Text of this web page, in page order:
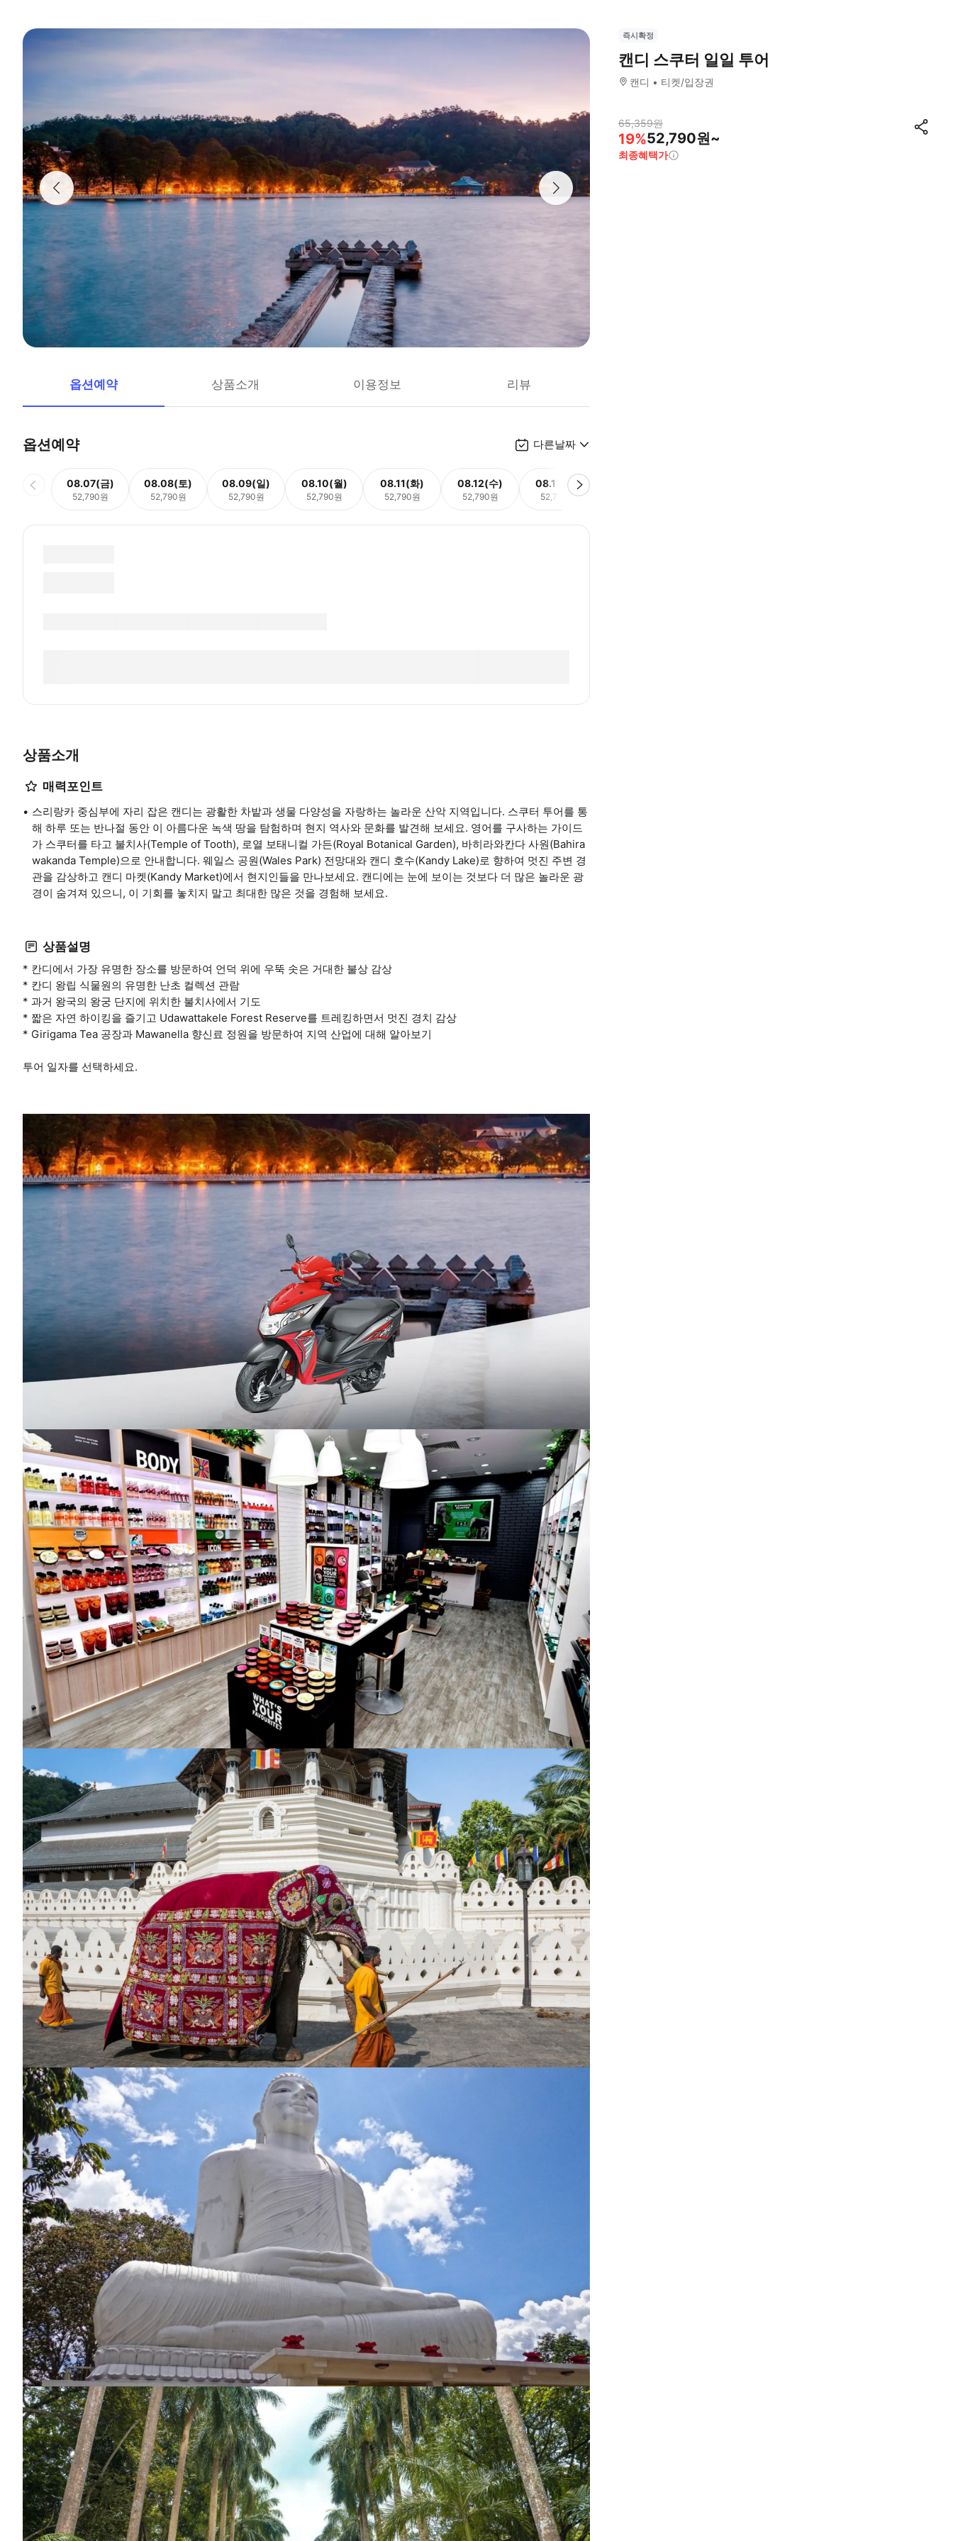
옵션예약 상품소개 이용정보 리뷰
옵션예약 다른날짜
08.07(금)
52,790원
08.08(토)
52,790원
08.09(일)
52,790원
08.10(월)
52,790원
08.11(화)
52,790원
08.12(수)
52,790원
08.13(목)
52,790원
상품소개
매력포인트
스리랑카 중심부에 자리 잡은 캔디는 광활한 차밭과 생물 다양성을 자랑하는 놀라운 산악 지역입니다. 스쿠터 투어를 통
해 하루 또는 반나절 동안 이 아름다운 녹색 땅을 탐험하며 현지 역사와 문화를 발견해 보세요. 영어를 구사하는 가이드
가 스쿠터를 타고 불치사(Temple of Tooth), 로열 보태니컬 가든(Royal Botanical Garden), 바히라와칸다 사원(Bahira
wakanda Temple)으로 안내합니다. 웨일스 공원(Wales Park) 전망대와 캔디 호수(Kandy Lake)로 향하여 멋진 주변 경
관을 감상하고 캔디 마켓(Kandy Market)에서 현지인들을 만나보세요. 캔디에는 눈에 보이는 것보다 더 많은 놀라운 광
경이 숨겨져 있으니, 이 기회를 놓치지 말고 최대한 많은 것을 경험해 보세요.
상품설명
* 칸디에서 가장 유명한 장소를 방문하여 언덕 위에 우뚝 솟은 거대한 불상 감상
* 칸디 왕립 식물원의 유명한 난초 컬렉션 관람
* 과거 왕국의 왕궁 단지에 위치한 불치사에서 기도
* 짧은 자연 하이킹을 즐기고 Udawattakele Forest Reserve를 트레킹하면서 멋진 경치 감상
* Girigama Tea 공장과 Mawanella 향신료 정원을 방문하여 지역 산업에 대해 알아보기
투어 일자를 선택하세요.
즉시확정
캔디 스쿠터 일일 투어
캔디 티켓/입장권
65,359원
19%52,790원~
최종혜택가